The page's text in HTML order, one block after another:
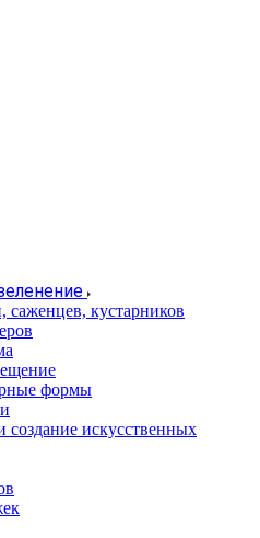
саженцев, кустарников
формы
создание искусственных